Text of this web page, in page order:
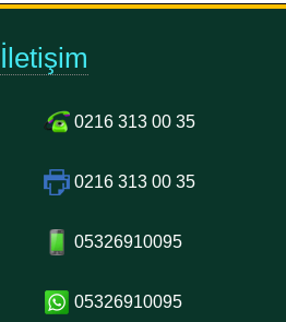
İletişim
0216 313 00 35
0216 313 00 35
05326910095
05326910095